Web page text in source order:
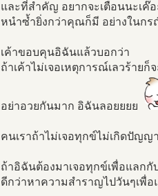
และที่สำคัญ อยากจะเตือนนะเค๊
หนำซ้ำยิ่งกว่าคุณก็มี อย่างในกรณี
เค้าขอบคุนอิฉันแล้วบอกว่า
ถ้าเค้าไม่เจอเหตุการณ์เลวร้าย
อย่าอวยกันมาก อิฉันลอยยยย
คนเราถ้าไม่เจอทุกข์ไม่เกิดปัญญ
ถ้าอิฉันต้องมาเจอทุกข์เพื่อแลก
ดีกว่าหาความสำราญไปวันๆเพื่